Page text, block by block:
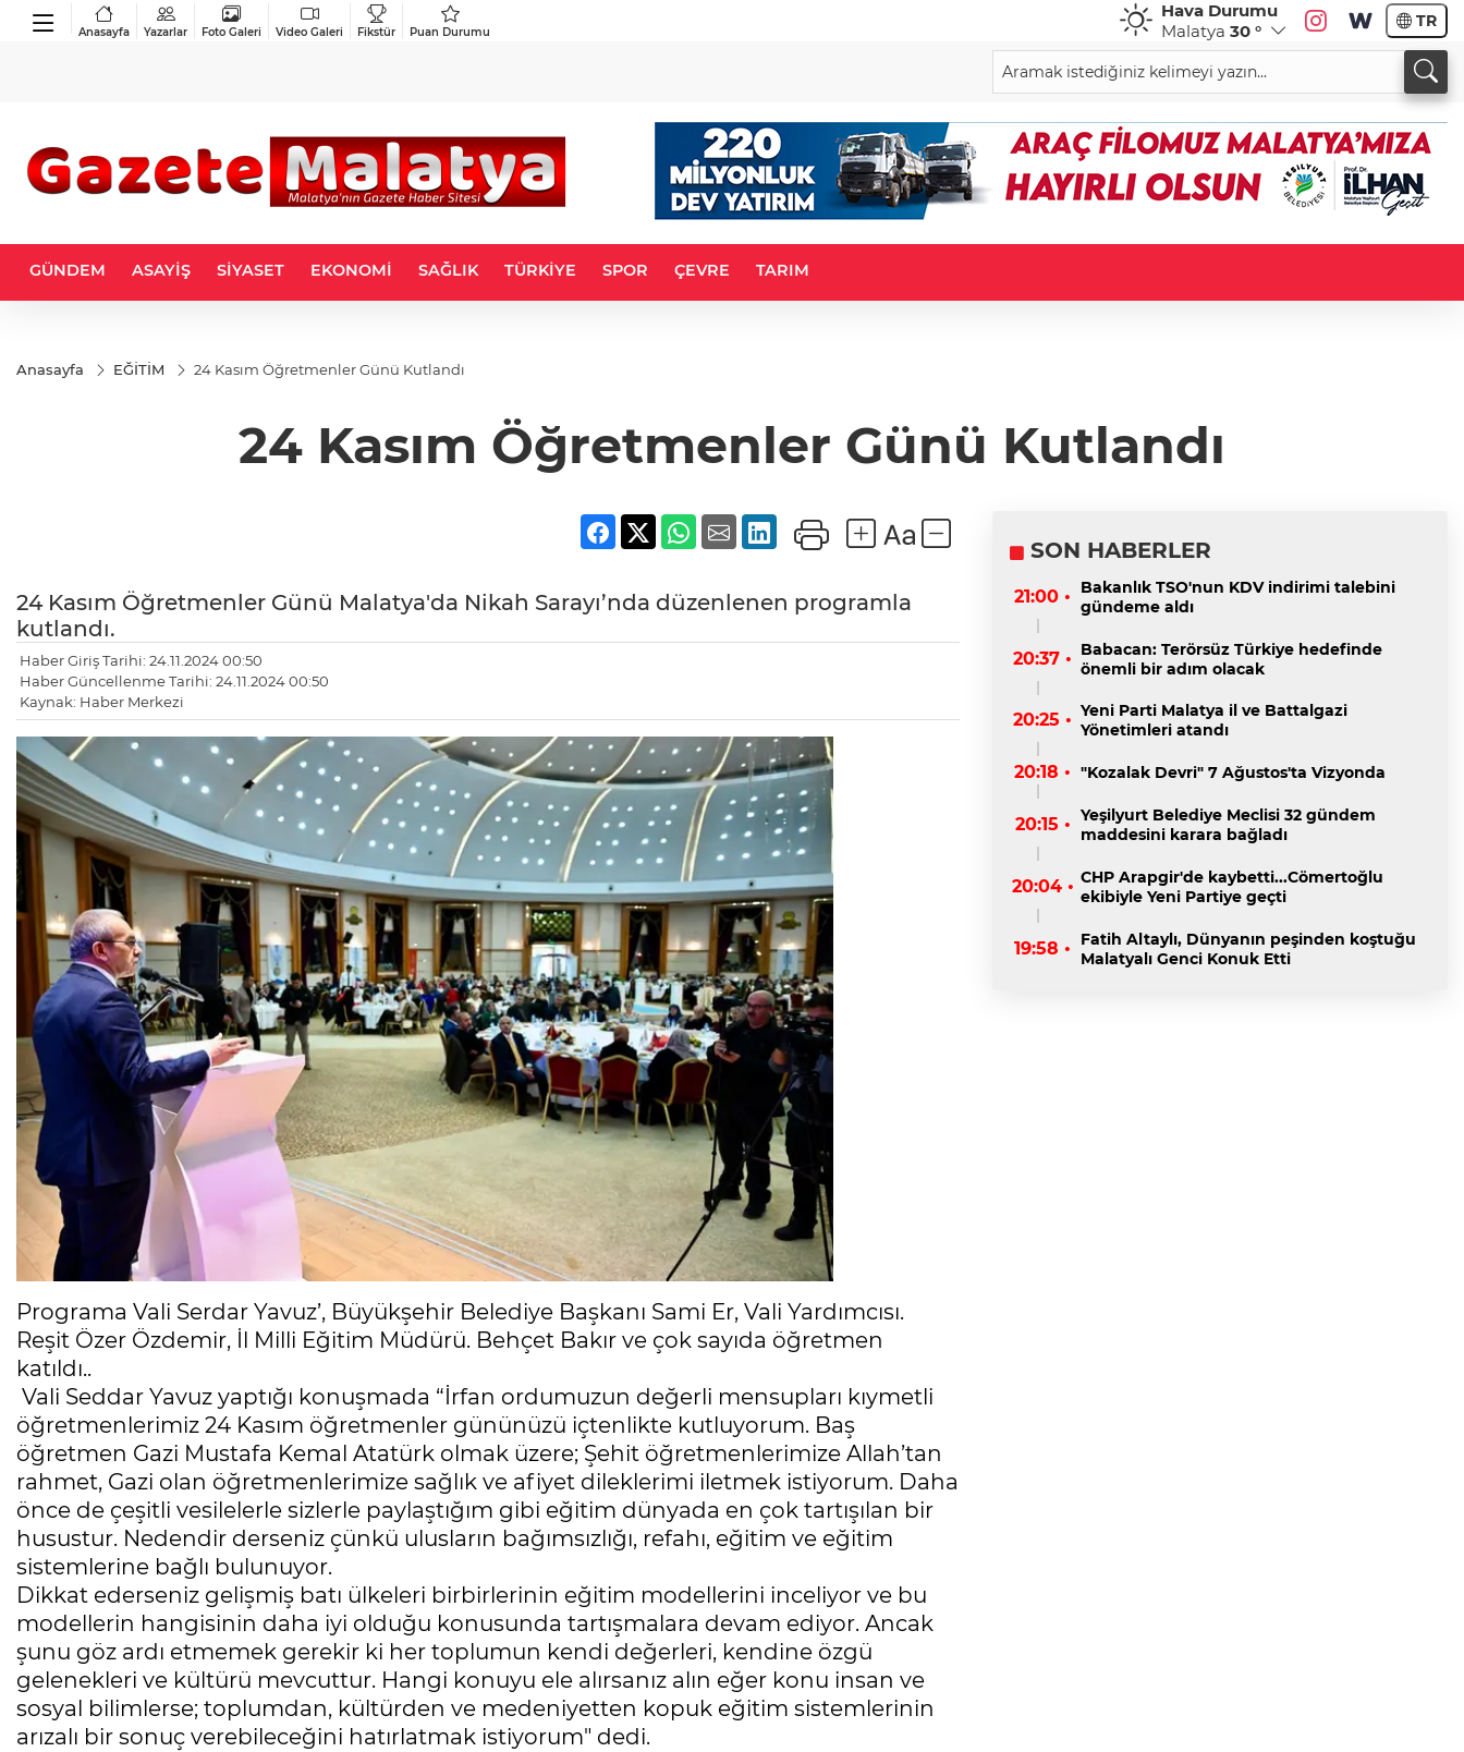
Anasayfa Yazarlar Foto Galeri Video Galeri Fikstür Puan Durumu
Hava Durumu
Malatya 30 ° TR
GÜNDEM ASAYİŞ SİYASET EKONOMİ SAĞLIK TÜRKİYE SPOR ÇEVRE TARIM
Anasayfa EĞİTİM 24 Kasım Öğretmenler Günü Kutlandı
24 Kasım Öğretmenler Günü Kutlandı
24 Kasım Öğretmenler Günü Malatya'da Nikah Sarayı’nda düzenlenen programla
kutlandı.
Haber Giriş Tarihi: 24.11.2024 00:50
Haber Güncellenme Tarihi: 24.11.2024 00:50
Kaynak: Haber Merkezi
Programa Vali Serdar Yavuz’, Büyükşehir Belediye Başkanı Sami Er, Vali Yardımcısı.
Reşit Özer Özdemir, İl Milli Eğitim Müdürü. Behçet Bakır ve çok sayıda öğretmen
katıldı..
Vali Seddar Yavuz yaptığı konuşmada “İrfan ordumuzun değerli mensupları kıymetli
öğretmenlerimiz 24 Kasım öğretmenler gününüzü içtenlikte kutluyorum. Baş
öğretmen Gazi Mustafa Kemal Atatürk olmak üzere; Şehit öğretmenlerimize Allah’tan
rahmet, Gazi olan öğretmenlerimize sağlık ve afiyet dileklerimi iletmek istiyorum. Daha
önce de çeşitli vesilelerle sizlerle paylaştığım gibi eğitim dünyada en çok tartışılan bir
husustur. Nedendir derseniz çünkü ulusların bağımsızlığı, refahı, eğitim ve eğitim
sistemlerine bağlı bulunuyor.
Dikkat ederseniz gelişmiş batı ülkeleri birbirlerinin eğitim modellerini inceliyor ve bu
modellerin hangisinin daha iyi olduğu konusunda tartışmalara devam ediyor. Ancak
şunu göz ardı etmemek gerekir ki her toplumun kendi değerleri, kendine özgü
gelenekleri ve kültürü mevcuttur. Hangi konuyu ele alırsanız alın eğer konu insan ve
sosyal bilimlerse; toplumdan, kültürden ve medeniyetten kopuk eğitim sistemlerinin
arızalı bir sonuç verebileceğini hatırlatmak istiyorum" dedi.
SON HABERLER
21:00 •
Bakanlık TSO'nun KDV indirimi talebini
gündeme aldı
20:37 • Babacan: Terörsüz Türkiye hedefinde
önemli bir adım olacak
20:25 • Yeni Parti Malatya il ve Battalgazi
Yönetimleri atandı
20:18 • "Kozalak Devri" 7 Ağustos'ta Vizyonda
20:15 • Yeşilyurt Belediye Meclisi 32 gündem
maddesini karara bağladı
20:04 • CHP Arapgir'de kaybetti...Cömertoğlu
ekibiyle Yeni Partiye geçti
19:58 •
Fatih Altaylı, Dünyanın peşinden koştuğu
Malatyalı Genci Konuk Etti